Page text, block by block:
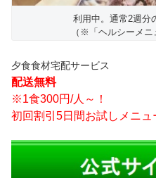
利用中。通常2週分
（※「ヘルシーメニ
夕食食材宅配サービス
配送無料
※1食300円/人～！
初回割引5日間お試しメニュ